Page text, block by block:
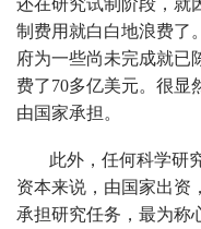
制费用就白白地浪费了
府为一些尚未完成就已
费了70多亿美元。很显
由国家承担。
此外，任何科学研
资本来说，由国家出资
承担研究任务，最为称